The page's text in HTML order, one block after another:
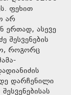
ფეხით
არ
ერთად, ასევე
შესვენების
როგორც
დარჩენილი